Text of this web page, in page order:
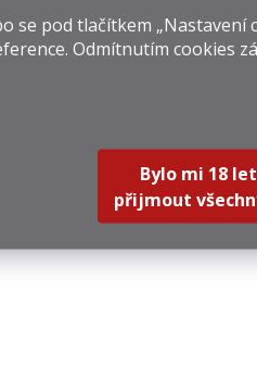
se pod tlačítkem „Nastavení
Odmítnutím cookies
Bylo mi 18
přijmout
969
Měrná
cena:
1
Do